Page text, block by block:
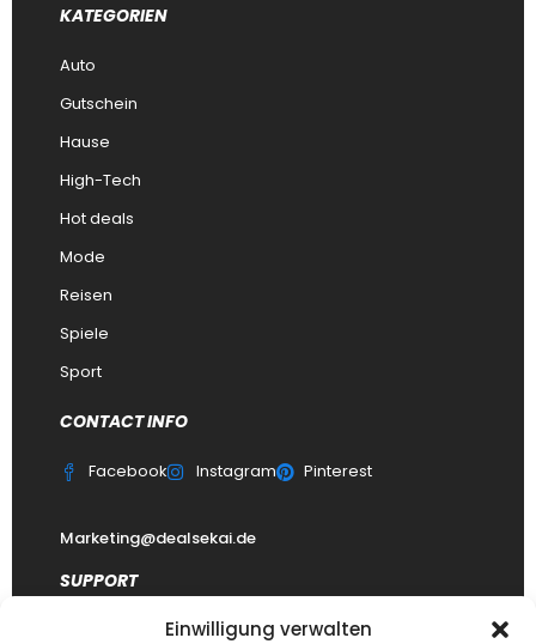
Einwilligung verwalten
KATEGORIEN
Auto
Gutschein
Hause
High-Tech
Hot deals
Mode
Reisen
Spiele
Sport
CONTACT INFO
Facebook Instagram Pinterest
Marketing@dealsekai.de
SUPPORT